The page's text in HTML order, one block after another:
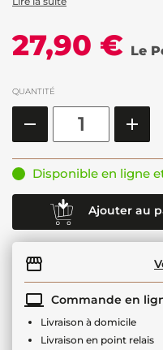
27,90 € Le
QUANTITÉ
Disponible en ligne
Ajouter au
Commande en
Livraison à domicile
Livraison en point relais